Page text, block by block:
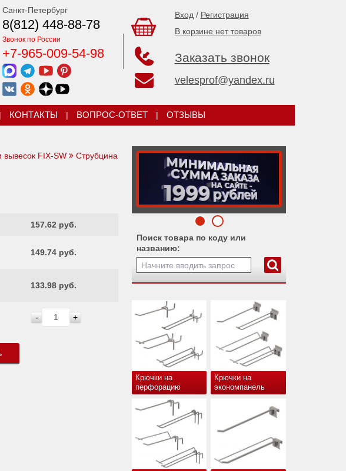
Санкт-Петербург
8(812) 448-88-78
Звонок по России
+7-965-009-54-98
Вход / Регистрация
В корзине нет товаров
Заказать звонок
velesprof@yandex.ru
| КОНТАКТЫ | ВОПРОС-ОТВЕТ | ОТЗЫВЫ
Поиск товара по коду или
названию:
Крючки на
перфорацию
Крючки на
экономпанель
FIX-SW
Струбцина
157.62 руб.
149.74 руб.
133.98 руб.
- +